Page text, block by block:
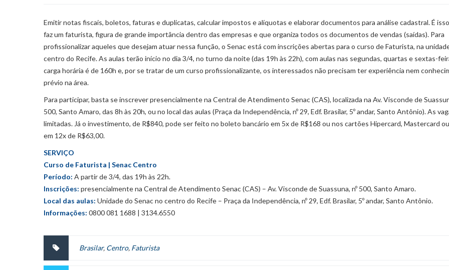
Emitir notas fiscais, boletos, faturas e duplicatas, calcular impostos e alíquotas e elaborar documentos para análise cadastral. É
faz um faturista, figura de grande importância dentro das empresas e que organiza todos os documentos de vendas (saídas). Para
profissionalizar aqueles que desejam atuar nessa função, o Senac está com inscrições abertas para o curso de Faturista, na
centro do Recife. As aulas terão início no dia 3/4, no turno da noite (das 19h às 22h), com aulas nas segundas, quartas e sextas-
carga horária é de 160h e, por se tratar de um curso profissionalizante, os interessados não precisam ter experiência nem
prévio na área.
Para participar, basta se inscrever presencialmente na Central de Atendimento Senac (CAS), localizada na Av. Visconde de
500, Santo Amaro, das 8h às 20h, ou no local das aulas (Praça da Independência, nº 29, Edf. Brasilar, 5º andar, Santo Antônio). As
limitadas. Já o investimento, de R$840, pode ser feito no boleto bancário em 5x de R$168 ou nos cartões Hipercard, Mastercard
em 12x de R$63,00.
SERVIÇO
Curso de Faturista | Senac Centro
Período: A partir de 3/4, das 19h às 22h.
Inscrições: presencialmente na Central de Atendimento Senac (CAS) – Av. Visconde de Suassuna, nº 500, Santo Amaro.
Local das aulas: Unidade do Senac no centro do Recife – Praça da Independência, nº 29, Edf. Brasilar, 5º andar, Santo Antônio.
Informações: 0800 081 1688 | 3134.6550
Brasilar, Centro, Faturista